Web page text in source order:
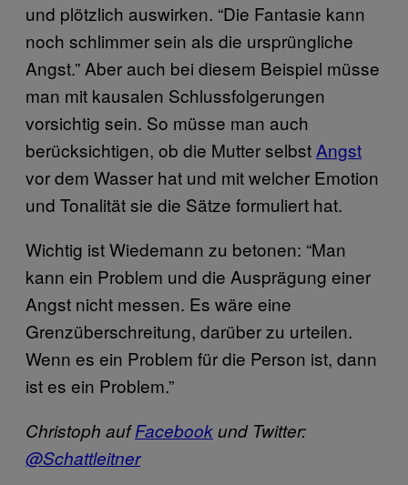
und plötzlich auswirken. “Die Fantasie kann
noch schlimmer sein als die ursprüngliche
Angst.” Aber auch bei diesem Beispiel müsse
man mit kausalen Schlussfolgerungen
vorsichtig sein. So müsse man auch
berücksichtigen, ob die Mutter selbst Angst
vor dem Wasser hat und mit welcher Emotion
und Tonalität sie die Sätze formuliert hat.
Wichtig ist Wiedemann zu betonen: “Man
kann ein Problem und die Ausprägung einer
Angst nicht messen. Es wäre eine
Grenzüberschreitung, darüber zu urteilen.
Wenn es ein Problem für die Person ist, dann
ist es ein Problem.”
Christoph aufFacebookund Twitter:
@Schattleitner